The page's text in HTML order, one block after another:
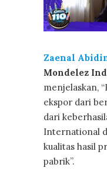
Zaenal
Mondelez
menjelaskan,
ekspor dari
dari
International
kualitas hasil
pabrik”.